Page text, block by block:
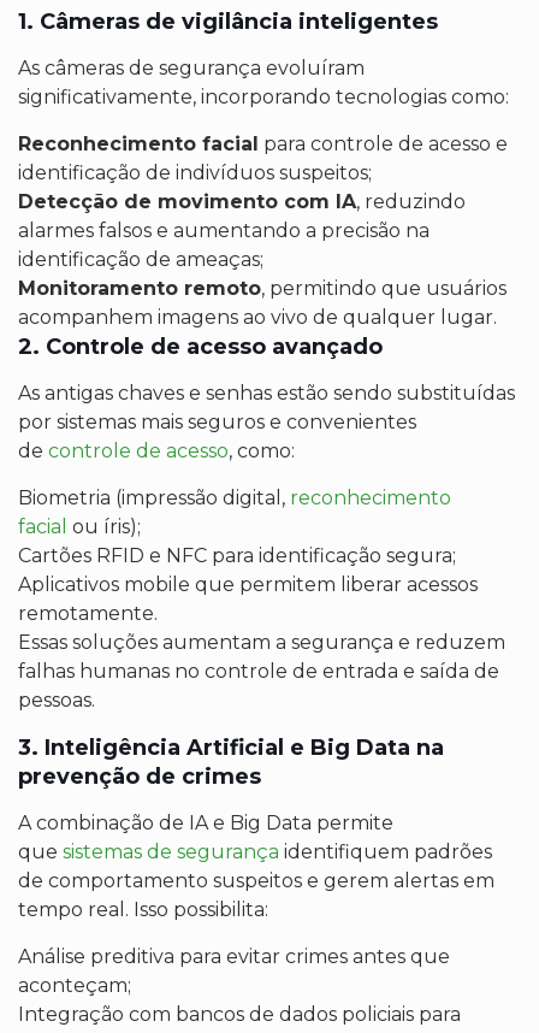
1. Câmeras de vigilância inteligentes
As câmeras de segurança evoluíram
significativamente, incorporando tecnologias como:
Reconhecimento facial para controle de acesso e
identificação de indivíduos suspeitos;
Detecção de movimento com IA, reduzindo
alarmes falsos e aumentando a precisão na
identificação de ameaças;
Monitoramento remoto, permitindo que usuários
acompanhem imagens ao vivo de qualquer lugar.
2. Controle de acesso avançado
As antigas chaves e senhas estão sendo substituídas
por sistemas mais seguros e convenientes
de controle de acesso, como:
Biometria (impressão digital, reconhecimento
facial ou íris);
Cartões RFID e NFC para identificação segura;
Aplicativos mobile que permitem liberar acessos
remotamente.
Essas soluções aumentam a segurança e reduzem
falhas humanas no controle de entrada e saída de
pessoas.
3. Inteligência Artificial e Big Data na
prevenção de crimes
A combinação de IA e Big Data permite
que sistemas de segurança identifiquem padrões
de comportamento suspeitos e gerem alertas em
tempo real. Isso possibilita:
Análise preditiva para evitar crimes antes que
aconteçam;
Integração com bancos de dados policiais para